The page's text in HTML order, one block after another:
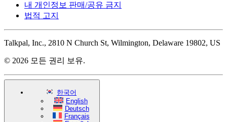
내 개인정보 판매/공유 금지
법적 고지
Talkpal, Inc., 2810 N Church St, Wilmington, Delaware 19802, US
© 2026 모든 권리 보유.
한국어
English
Deutsch
Français